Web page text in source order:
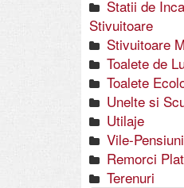
Statii de
Stivuitoare
Stivuitoare
Toalete de
Toalete
Unelte si
Utilaje
Vile-Pensiuni
Remorci
Terenuri